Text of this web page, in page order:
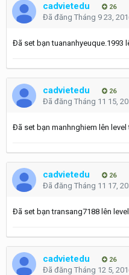
cadvietedu 26
Đã đăng Tháng 9 23,
Đã set bạn tuananhyeuque.1993
cadvietedu 26
Đã đăng Tháng 11 15,
Đã set bạn manhnghiem lên level
cadvietedu 26
Đã đăng Tháng 11 17,
Đã set bạn transang7188 lên
cadvietedu 26
Đã đăng Tháng 12 5,